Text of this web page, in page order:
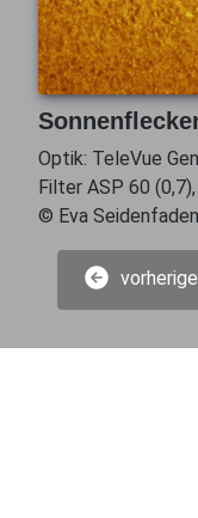
Optik: TeleVue
Filter ASP 60
© Eva